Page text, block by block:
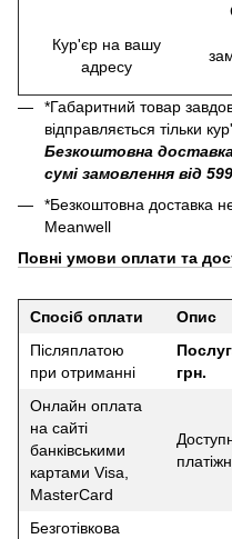
Кур'єр на вашу
адресу
*Габаритний товар
відправляється тільки
Безкоштовна
сумі замовлення від
*Безкоштовна доставка
Meanwell
Повні умови оплати та
Спосіб оплати
Опис
Післяплатою
при отриманні
грн.
Онлайн оплата
на сайті
банківськими
картами Visa,
MasterCard
Безготівкова